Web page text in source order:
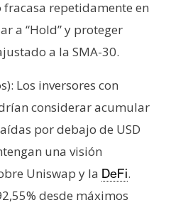
fracasa repetidamente en
a “Hold” y proteger
a la SMA-30.
Los inversores con
considerar acumular
por debajo de USD
una visión
Uniswap y la DeFi.
desde máximos